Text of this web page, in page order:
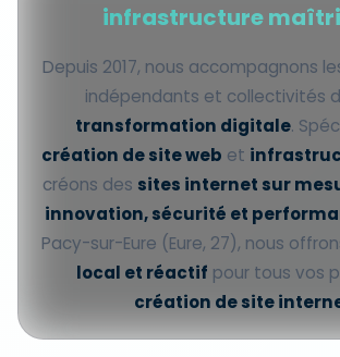
infrastructure
Depuis 2017, nous accompagnons
indépendants et collectivités
transformation digitale.
création de site web et
créons des sites internet sur
innovation, sécurité et
Pacy-sur-Eure (Eure, 27), nous
local et réactif pour tous vos
création de site